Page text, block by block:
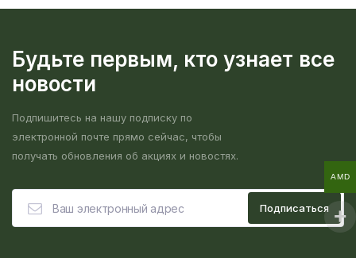
Будьте первым, кто узнает все
новости
Подпишитесь на нашу подписку по
электронной почте прямо сейчас, чтобы
получать обновления об акциях и новостях.
AMD